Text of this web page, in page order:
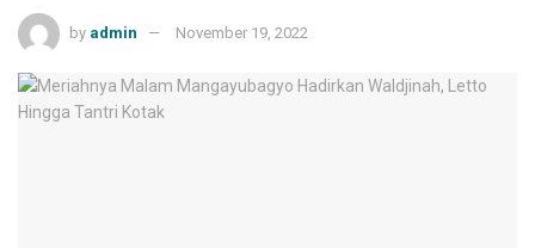
by admin November 19, 2022